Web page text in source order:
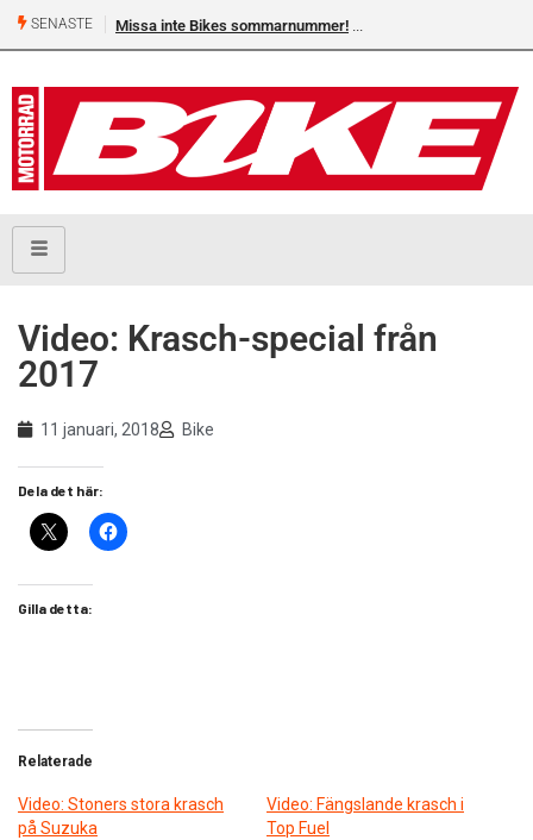
SENASTE Missa inte Bikes sommarnummer!
Video: Krasch-special från
2017
11 januari, 2018 Bike
Dela det här:
Gilla detta:
Relaterade
Video: Stoners stora krasch
på Suzuka
Video: Fängslande krasch i
Top Fuel